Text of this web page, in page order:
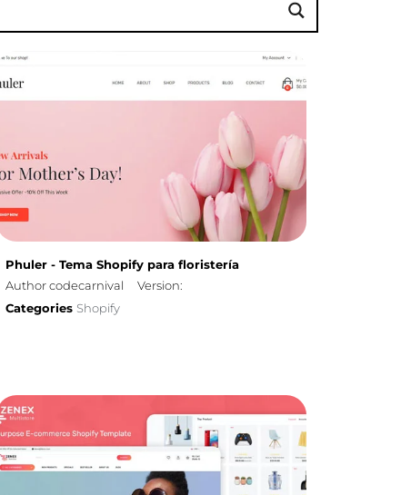
Phuler - Tema Shopify para floristería
Author codecarnival
Version:
Categories Shopify